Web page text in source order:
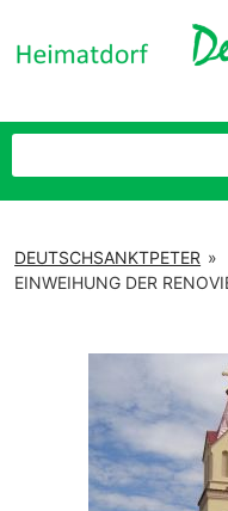
DEUTSCHSANKTPETER »
EINWEIHUNG DER